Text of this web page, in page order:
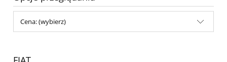
Cena: (wybierz)